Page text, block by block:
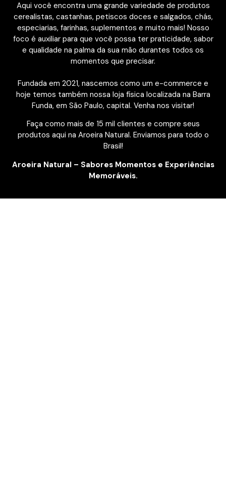
Aqui você encontra uma grande variedade de produtos
cerealistas, castanhas, petiscos doces e salgados, chás,
especiarias, farinhas, suplementos e muito mais! Nosso
foco é auxiliar para que você possa ter praticidade, sabor
e qualidade na palma da sua mão durantes todos os
momentos que precisar.
Fundada em 2021, nascemos como um e-commerce e
hoje temos também nossa loja física localizada na Barra
Funda, em São Paulo, capital. Venha nos visitar!
Faça como mais de 15 mil clientes e compre seus
produtos aqui na Aroeira Natural. Enviamos para todo o
Brasil!
Aroeira Natural – Sabores Momentos e Experiências
Memoráveis.